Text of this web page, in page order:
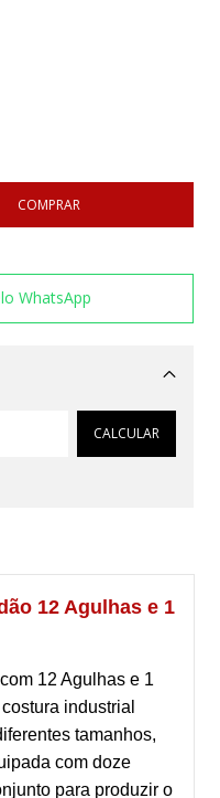
WhatsApp
Alterar CEP
CALCULAR
12 Agulhas e 1
12 Agulhas e 1
industrial
tamanhos,
com doze
para produzir o